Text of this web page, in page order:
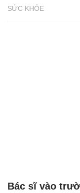
SỨC KHỎE
Bác sĩ vào